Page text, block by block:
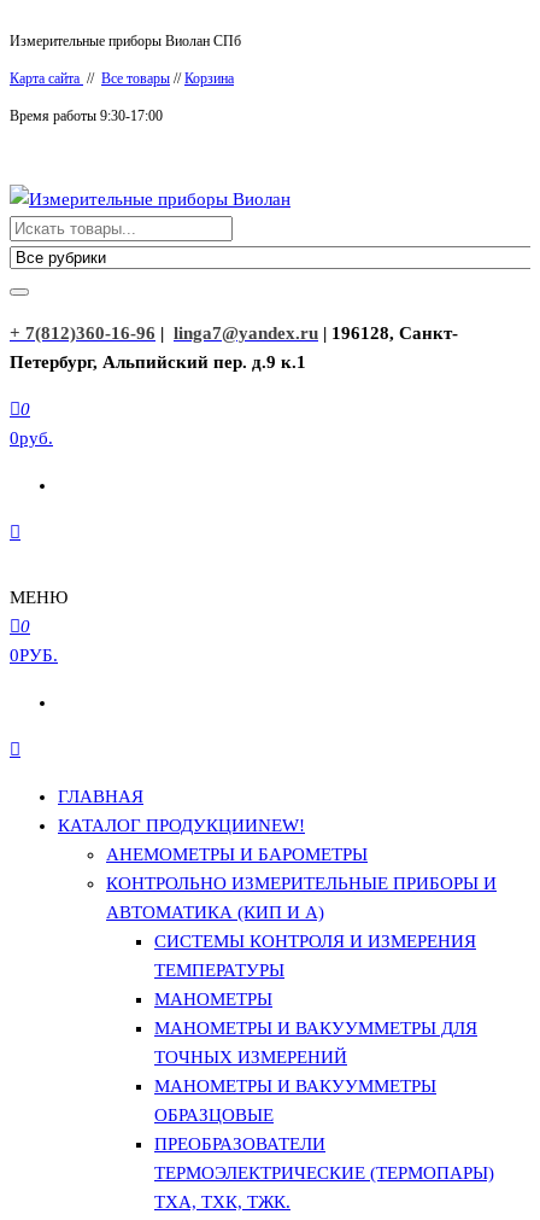
к
содержимому
Измерительные приборы Виолан СПб
Карта сайта // Все товары //Корзина
Время работы 9:30-17:00
Измерительные приборы Виолан
+ 7(812)360-16-96 | linga7@yandex.ru | 196128, Санкт-
Петербург, Альпийский пер. д.9 к.1
0
0руб.
МЕНЮ
0
0РУБ.
ГЛАВНАЯ
КАТАЛОГ ПРОДУКЦИИNEW!
АНЕМОМЕТРЫ И БАРОМЕТРЫ
КОНТРОЛЬНО ИЗМЕРИТЕЛЬНЫЕ ПРИБОРЫ И
АВТОМАТИКА (КИП И А)
СИСТЕМЫ КОНТРОЛЯ И ИЗМЕРЕНИЯ
ТЕМПЕРАТУРЫ
МАНОМЕТРЫ
МАНОМЕТРЫ И ВАКУУММЕТРЫ ДЛЯ
ТОЧНЫХ ИЗМЕРЕНИЙ
МАНОМЕТРЫ И ВАКУУММЕТРЫ
ОБРАЗЦОВЫЕ
ПРЕОБРАЗОВАТЕЛИ
ТЕРМОЭЛЕКТРИЧЕСКИЕ (ТЕРМОПАРЫ)
ТХА, ТХК, ТЖК.